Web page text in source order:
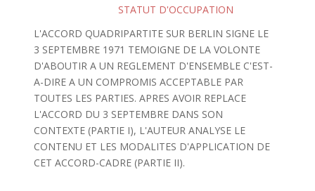
STATUT D'OCCUPATION
L'ACCORD QUADRIPARTITE SUR BERLIN SIGNE LE
3 SEPTEMBRE 1971 TEMOIGNE DE LA VOLONTE
D'ABOUTIR A UN REGLEMENT D'ENSEMBLE C'EST-
A-DIRE A UN COMPROMIS ACCEPTABLE PAR
TOUTES LES PARTIES. APRES AVOIR REPLACE
L'ACCORD DU 3 SEPTEMBRE DANS SON
CONTEXTE (PARTIE I), L'AUTEUR ANALYSE LE
CONTENU ET LES MODALITES D'APPLICATION DE
CET ACCORD-CADRE (PARTIE II).